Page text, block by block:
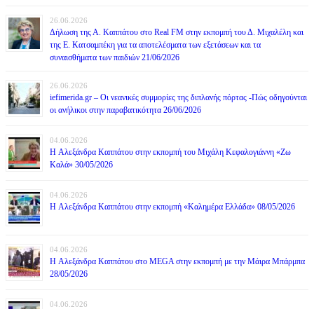
26.06.2026
Δήλωση της Α. Καππάτου στο Real FM στην εκπομπή του Δ. Μιχαλέλη και
της Ε. Κατσαμπέκη για τα αποτελέσματα των εξετάσεων και τα
συναισθήματα των παιδιών 21/06/2026
26.06.2026
iefimerida.gr – Οι νεανικές συμμορίες της διπλανής πόρτας -Πώς οδηγούνται
οι ανήλικοι στην παραβατικότητα 26/06/2026
04.06.2026
H Αλεξάνδρα Καππάτου στην εκπομπή του Μιχάλη Κεφαλογιάννη «Ζω
Καλά» 30/05/2026
04.06.2026
H Αλεξάνδρα Καππάτου στην εκπομπή «Καλημέρα Ελλάδα» 08/05/2026
04.06.2026
H Αλεξάνδρα Καππάτου στο MEGA στην εκπομπή με την Μάιρα Mπάρμπα
28/05/2026
04.06.2026